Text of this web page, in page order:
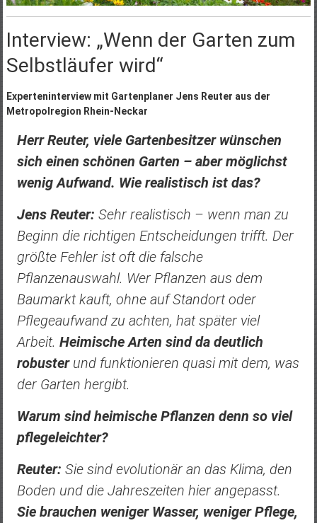
Interview: „Wenn der Garten zum
Selbstläufer wird“
Experteninterview mit Gartenplaner Jens Reuter aus der
Metropolregion Rhein-Neckar
Herr Reuter, viele Gartenbesitzer wünschen
sich einen schönen Garten – aber möglichst
wenig Aufwand. Wie realistisch ist das?
Jens Reuter: Sehr realistisch – wenn man zu
Beginn die richtigen Entscheidungen trifft. Der
größte Fehler ist oft die falsche
Pflanzenauswahl. Wer Pflanzen aus dem
Baumarkt kauft, ohne auf Standort oder
Pflegeaufwand zu achten, hat später viel
Arbeit. Heimische Arten sind da deutlich
robusterund funktionieren quasi mit dem, was
der Garten hergibt.
Warum sind heimische Pflanzen denn so viel
pflegeleichter?
Reuter: Sie sind evolutionär an das Klima, den
Boden und die Jahreszeiten hier angepasst.
Sie brauchen weniger Wasser, weniger Pflege,